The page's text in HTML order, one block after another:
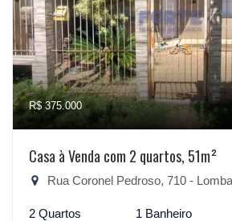
R$ 375.000
Casa à Venda com 2 quartos, 51m²
Rua Coronel Pedroso, 710 - Lomba, São
2 Quartos 1 Banheiro